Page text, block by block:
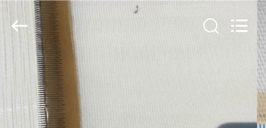
বাড়ি
পণ্য
2026
HUATAO
LOVER
LTD.
Rights
Reserved.